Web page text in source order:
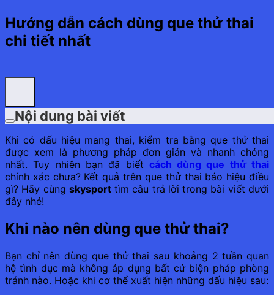
Hướng dẫn cách dùng que thử thai
chi tiết nhất
Nội dung bài viết
Khi có dấu hiệu mang thai, kiểm tra bằng que thử thai
được xem là phương pháp đơn giản và nhanh chóng
nhất. Tuy nhiên bạn đã biết cách dùng que thử thai
chính xác chưa? Kết quả trên que thử thai báo hiệu điều
gì? Hãy cùng skysporttìm câu trả lời trong bài viết dưới
đây nhé!
Khi nào nên dùng que thử thai?
Bạn chỉ nên dùng que thử thai sau khoảng 2 tuần quan
hệ tình dục mà không áp dụng bất cứ biện pháp phòng
tránh nào. Hoặc khi cơ thể xuất hiện những dấu hiệu sau: